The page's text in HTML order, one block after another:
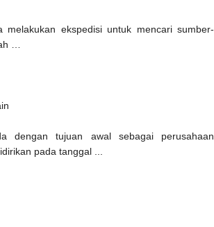
melakukan ekspedisi untuk mencari sumber-
…
dengan tujuan awal sebagai perusahaan
pada tanggal ...